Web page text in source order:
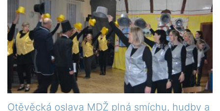
Otěvěcká oslava MDŽ plná smíchu, hudby a